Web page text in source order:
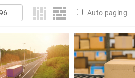
Auto paging